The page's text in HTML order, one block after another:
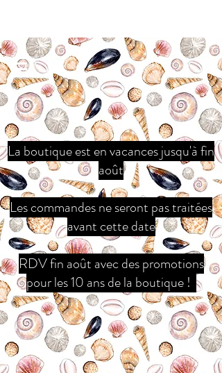
La boutique est en vacances jusqu'à fin
août
Les commandes ne seront pas traitées
avant cette date
RDV fin août avec des promotions
pour les 10 ans de la boutique !